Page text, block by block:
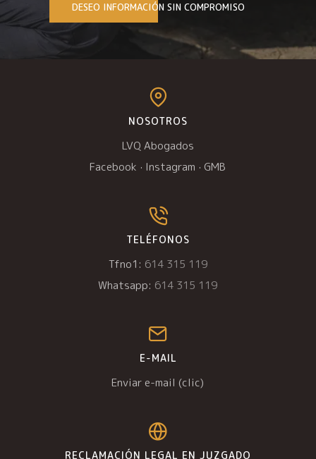
DESEO INFORMACIÓN SIN COMPROMISO
NOSOTROS
LVQ Abogados
Facebook · Instagram · GMB
TELÉFONOS
Tfno1: 614 315 119
Whatsapp: 614 315 119
E-MAIL
Enviar e-mail (clic)
RECLAMACIÓN LEGAL EN JUZGADO